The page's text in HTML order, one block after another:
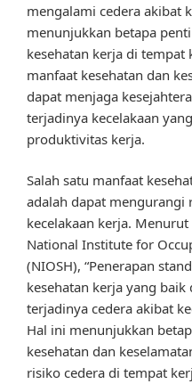
mengalami cedera akibat
menunjukkan betapa
kesehatan kerja di tempat
manfaat kesehatan dan
dapat menjaga
terjadinya kecelakaan
produktivitas kerja.
Salah satu manfaat
adalah dapat mengurangi
kecelakaan kerja.
National Institute for
(NIOSH), “Penerapan
kesehatan kerja yang
terjadinya cedera akibat
Hal ini menunjukkan
kesehatan dan
risiko cedera di tempat